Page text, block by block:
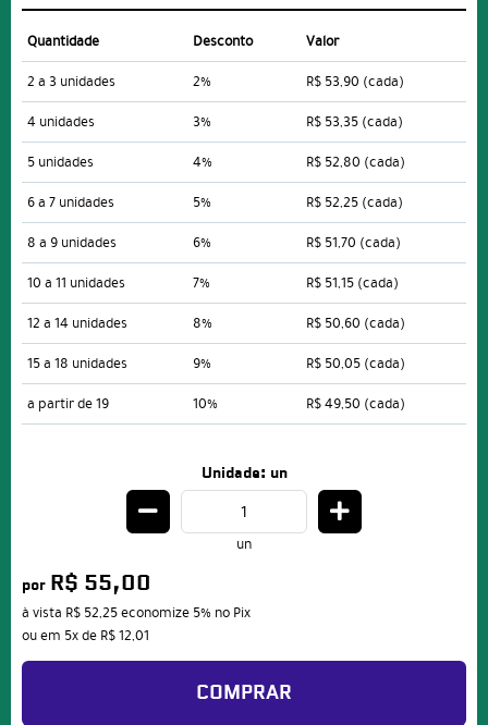
Quantidade Desconto
Valor
2 a 3 unidades
2% R$ 53,90 (cada)
4 unidades
3% R$ 53,35 (cada)
5 unidades
4% R$ 52,80 (cada)
6 a 7 unidades
5% R$ 52,25 (cada)
8 a 9 unidades
6% R$ 51,70 (cada)
10 a 11 unidades
7% R$ 51,15 (cada)
12 a 14 unidades
8% R$ 50,60 (cada)
15 a 18 unidades
9% R$ 50,05 (cada)
a partir de 19
10% R$ 49,50 (cada)
Unidade: un
un
por R$ 55,00
à vista R$ 52,25economize 5% no Pix
ou em 5xde R$ 12,01
COMPRAR